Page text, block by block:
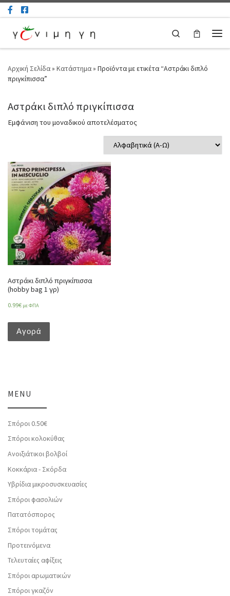
Μετάβαση στο περιεχόμενο
Search
Αρχική Σελίδα» Κατάστημα» Προϊόντα με ετικέτα “Αστράκι διπλό
πριγκίπισσα”
Αστράκι διπλό πριγκίπισσα
Εμφάνιση του μοναδικού αποτελέσματος
Αστράκι διπλό πριγκίπισσα
(hobby bag 1 γρ)
0.99€ με ΦΠΑ
Αγορά
MENU
Σπόροι 0.50€
Σπόροι κολοκύθας
Ανοιξιάτικοι βολβοί
Κοκκάρια - Σκόρδα
Υβρίδια μικροσυσκευασίες
Σπόροι φασολιών
Πατατόσπορος
Σπόροι τομάτας
Προτεινόμενα
Τελευταίες αφίξεις
Σπόροι αρωματικών
Σπόροι γκαζόν